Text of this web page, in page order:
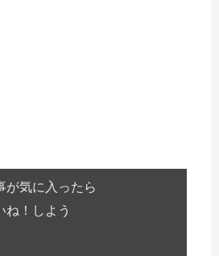
が気に入ったら
ね！しよう